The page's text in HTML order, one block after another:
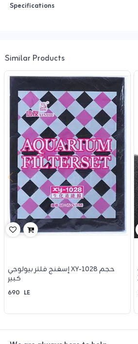
Specifications
Similar Products
إسفنج فلتر بيولوجي XY-1028 حجم
كبير
690 LE